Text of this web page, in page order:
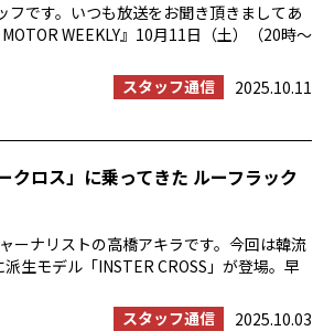
フです。いつも放送をお聞き頂きましてあ
WEEKLY』10月11日（土）（20時〜
スタッフ通信
2025.10.11
クロス」に乗ってきた ルーフラック
ーナリストの高橋アキラです。今回は韓流
生モデル「INSTER CROSS」が登場。早
スタッフ通信
2025.10.03